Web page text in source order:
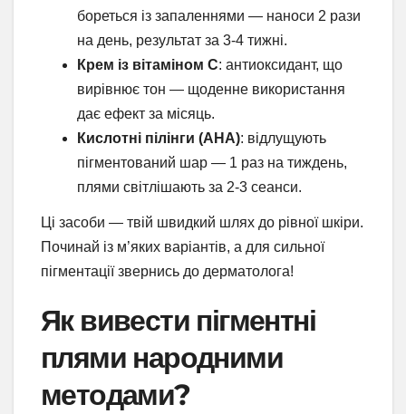
бореться із запаленнями — наноси 2 рази
на день, результат за 3-4 тижні.
Крем із вітаміном С: антиоксидант, що
вирівнює тон — щоденне використання
дає ефект за місяць.
Кислотні пілінги (AHA): відлущують
пігментований шар — 1 раз на тиждень,
плями світлішають за 2-3 сеанси.
Ці засоби — твій швидкий шлях до рівної шкіри.
Починай із м’яких варіантів, а для сильної
пігментації звернись до дерматолога!
Як вивести пігментні
плями народними
методами?